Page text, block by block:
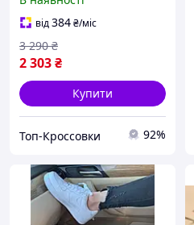
класні спортивні КІТ2386
topвід384₴/міс
2 303₴
3 290 ₴
Купити
Топ-Кроссовки 92%